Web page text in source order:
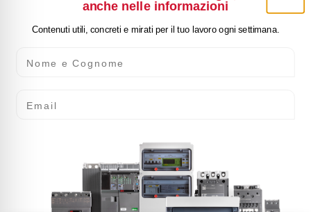
anche nelle informazioni
Contenuti utili, concreti e mirati per il tuo lavoro ogni settimana.